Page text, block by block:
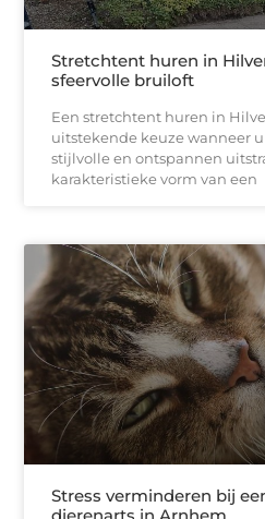
Stretchtent huren in
sfeervolle bruiloft
Een stretchtent huren in
uitstekende keuze wanneer
stijlvolle en ontspannen
karakteristieke vorm van een
Stress verminderen bij